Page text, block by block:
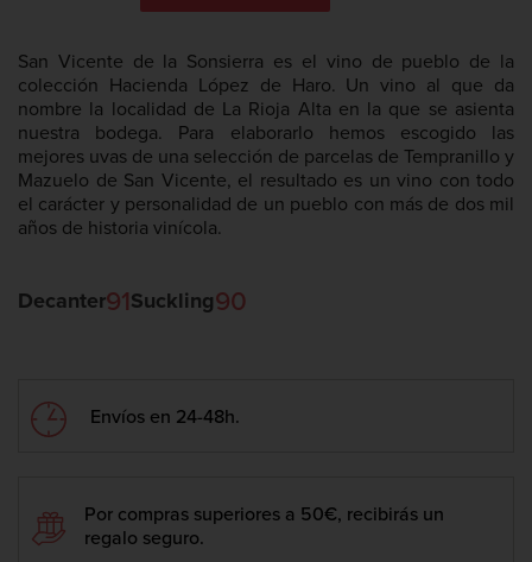
San Vicente de la Sonsierra es el vino de pueblo de la
colección Hacienda López de Haro. Un vino al que da
nombre la localidad de La Rioja Alta en la que se asienta
nuestra bodega. Para elaborarlo hemos escogido las
mejores uvas de una selección de parcelas de Tempranillo y
Mazuelo de San Vicente, el resultado es un vino con todo
el carácter y personalidad de un pueblo con más de dos mil
años de historia vinícola.
Decanter91Suckling90
Envíos en 24-48h.
Por compras superiores a 50€, recibirás un
regalo seguro.